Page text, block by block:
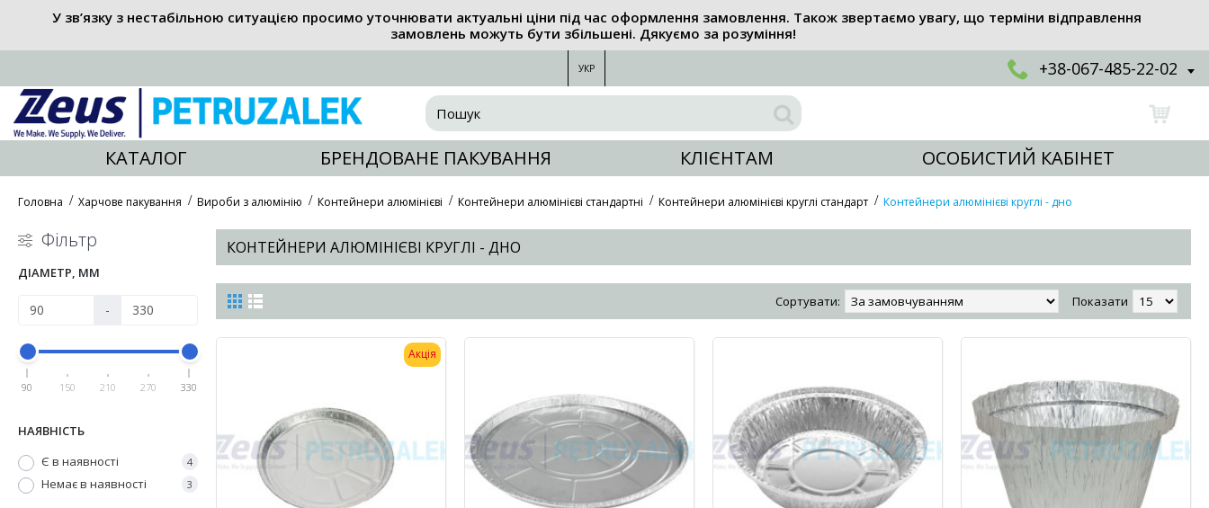
У зв’язку з нестабільною ситуацією просимо уточнювати актуальні ціни під час оформлення замовлення. Також звертаємо увагу, що терміни відправлення
замовлень можуть бути збільшені. Дякуємо за розуміння!
УКР +38-067-485-22-02
КАТАЛОГ БРЕНДОВАНЕ ПАКУВАННЯ КЛІЄНТАМ ОСОБИСТИЙ КАБІНЕТ
Головна Харчове пакування Вироби з алюмінію Контейнери алюмінієві Контейнери алюмінієві стандартні Контейнери алюмінієві круглі стандарт Контейнери алюмінієві круглі - дно
Фільтр
ДІАМЕТР, ММ
-
90 150 210 270 330
НАЯВНІСТЬ
Є в наявності
4
Немає в наявності 3
КОНТЕЙНЕРИ АЛЮМІНІЄВІ КРУГЛІ - ДНО
Показати
Сортувати:
Акція